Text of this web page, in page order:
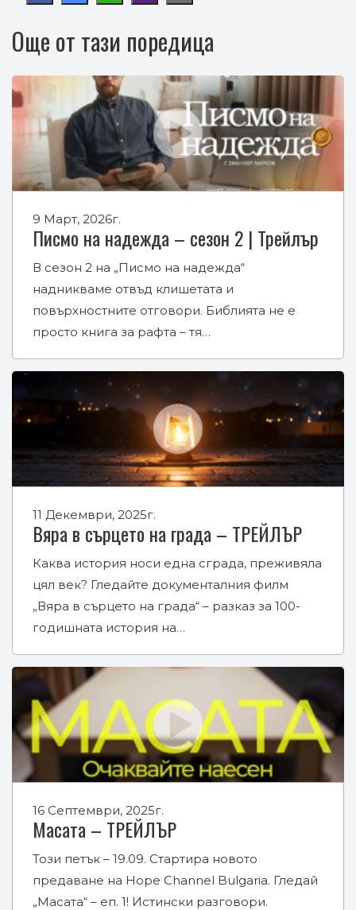
Още от тази поредица
9 Март, 2026г.
Писмо на надежда – сезон 2 | Трейлър
В сезон 2 на „Писмо на надежда“
надникваме отвъд клишетата и
повърхностните отговори. Библията не е
просто книга за рафта – тя…
11 Декември, 2025г.
Вяра в сърцето на града – ТРЕЙЛЪР
Каква история носи една сграда, преживяла
цял век? Гледайте документалния филм
„Вяра в сърцето на града“ – разказ за 100-
годишната история на…
16 Септември, 2025г.
Масата – ТРЕЙЛЪР
Този петък – 19.09. Стартира новото
предаване на Hope Channel Bulgaria. Гледай
„Масата“ – еп. 1! Истински разговори.